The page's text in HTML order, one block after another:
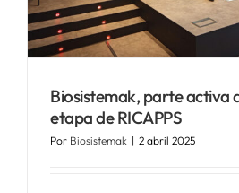
SERVICIOS
APOYO I+D+I
Biosistemak, parte activa
etapa de RICAPPS
Por Biosistemak | 2 abril 2025